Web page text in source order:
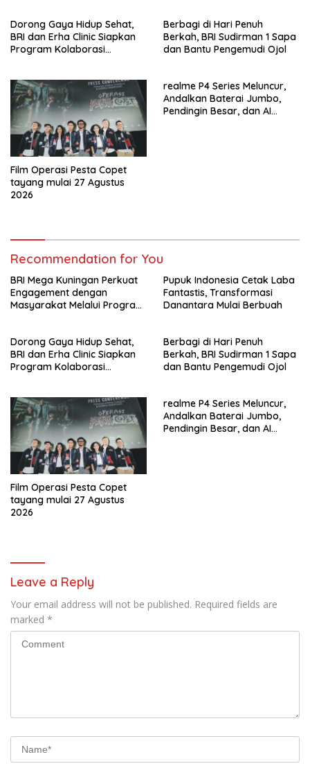
Dorong Gaya Hidup Sehat,
BRI dan Erha Clinic Siapkan
Program Kolaborasi
Berbagi di Hari Penuh
Berkah, BRI Sudirman 1 Sapa
dan Bantu Pengemudi Ojol
Film Operasi Pesta Copet
tayang mulai 27 Agustus
2026
realme P4 Series Meluncur,
Andalkan Baterai Jumbo,
Pendingin Besar, dan AI
Recommendation for You
BRI Mega Kuningan Perkuat
Engagement dengan
Masyarakat Melalui Program
Pupuk Indonesia Cetak Laba
Fantastis, Transformasi
Danantara Mulai Berbuah
Dorong Gaya Hidup Sehat,
BRI dan Erha Clinic Siapkan
Program Kolaborasi
Berbagi di Hari Penuh
Berkah, BRI Sudirman 1 Sapa
dan Bantu Pengemudi Ojol
Film Operasi Pesta Copet
tayang mulai 27 Agustus
2026
realme P4 Series Meluncur,
Andalkan Baterai Jumbo,
Pendingin Besar, dan AI
Leave a Reply
Your email address will not be published. Required fields are
marked *